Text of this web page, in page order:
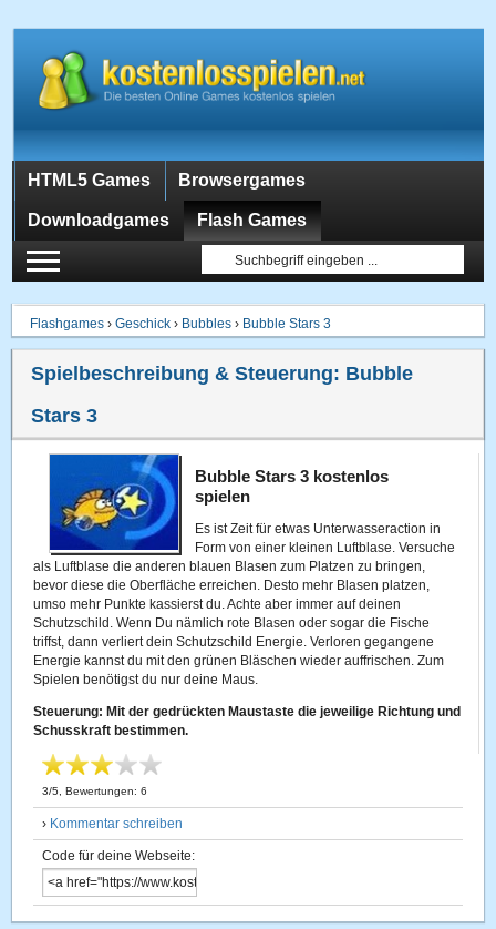
HTML5 Games Browsergames
Downloadgames Flash Games
Flashgames ›Geschick › Bubbles › Bubble Stars 3
Spielbeschreibung & Steuerung: Bubble
Stars 3
Bubble Stars 3 kostenlos
spielen
Es ist Zeit für etwas Unterwasseraction in
Form von einer kleinen Luftblase. Versuche
als Luftblase die anderen blauen Blasen zum Platzen zu bringen,
bevor diese die Oberfläche erreichen. Desto mehr Blasen platzen,
umso mehr Punkte kassierst du. Achte aber immer auf deinen
Schutzschild. Wenn Du nämlich rote Blasen oder sogar die Fische
triffst, dann verliert dein Schutzschild Energie. Verloren gegangene
Energie kannst du mit den grünen Bläschen wieder auffrischen. Zum
Spielen benötigst du nur deine Maus.
Steuerung: Mit der gedrückten Maustaste die jeweilige Richtung und
Schusskraft bestimmen.
3/5 , Bewertungen:6
› Kommentar schreiben
Code für deine Webseite: